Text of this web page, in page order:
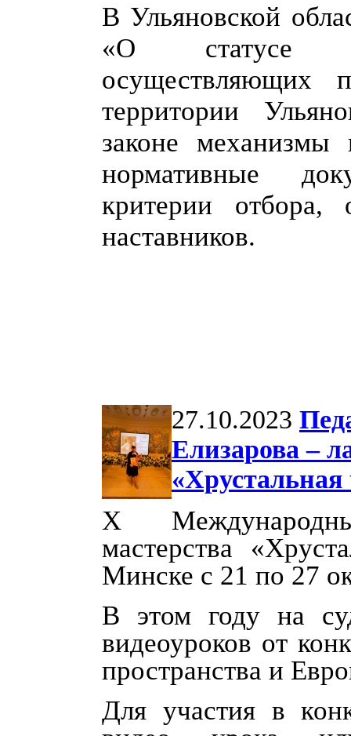
В Ульяновской
«О статусе
осуществляющих
территории
законе
нормативные
критерии отбора,
наставников.
27.10.2023
Елизарова –
X
мастерства
Минске с 21 по 27
В этом году на
видеоуроков от
пространства и
Для участия в